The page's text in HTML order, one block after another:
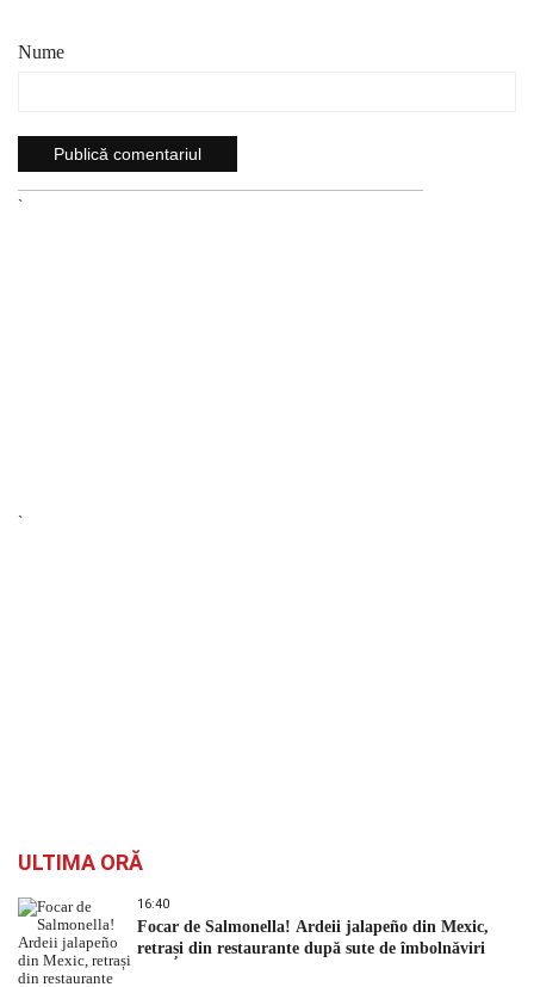
Nume
`
`
ULTIMA ORĂ
16:40
Focar de Salmonella! Ardeii jalapeño din Mexic,
retrași din restaurante după sute de îmbolnăviri